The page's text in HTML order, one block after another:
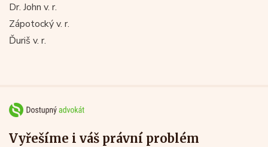
Dr. John v. r.
Zápotocký v. r.
Ďuriš v. r.
Vyřešíme i váš právní problém